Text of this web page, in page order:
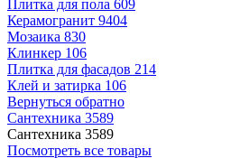
Плитка для пола 609
Керамогранит 9404
Мозаика 830
Клинкер 106
Плитка для фасадов 214
Клей и затирка 106
Вернуться обратно
Сантехника 3589
Сантехника 3589
Посмотреть все товары